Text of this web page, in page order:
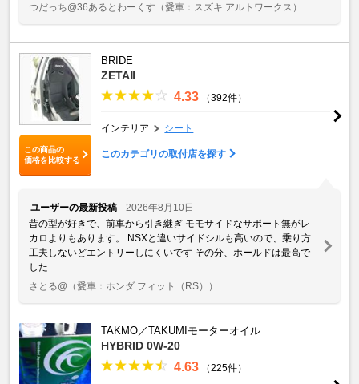
つだっち@36あるとわーくす （愛車：スズキ アルトワークス）
この商品の
価格を比較する
BRIDE
ZETAⅡ
4.33 （392件）
インテリア シート
このカテゴリの取付店を探す
ユーザーの最新投稿
2026年8月10日
昔の型が好きで、前車から引き継ぎ モモサイドなサポート無がレ
カロよりもあります。 NSXと違いサイドシルも高いので、乗り方
工夫しないどエントリーしにくいです その分、ホールドは最高で
した
さとる@ （愛車：ホンダ フィット（RS））
TAKMO／TAKUMIモーターオイル
HYBRID 0W-20
4.63 （225件）